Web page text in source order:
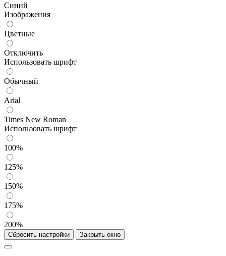
Синий
Изображения
Цветные
Отключить
Использовать шрифт
Обычный
Arial
Times New Roman
Использовать шрифт
100%
125%
150%
175%
200%
Сбросить настройки Закрыть окно